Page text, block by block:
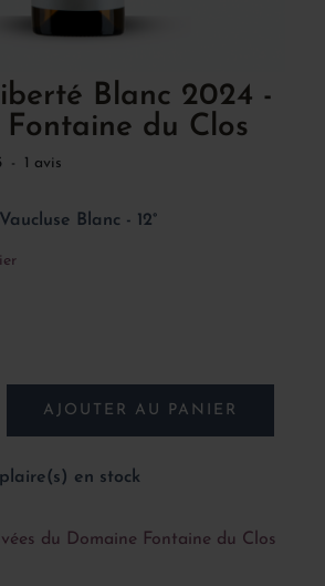
Blanc 2024 -
du Clos
- 1 avis
Blanc - 12°
AJOUTER AU PANIER
en stock
du Domaine Fontaine du Clos